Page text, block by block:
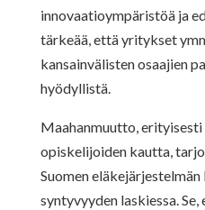
innovaatioympäristöä ja
tärkeää, että yritykset
kansainvälisten osaajien
hyödyllistä.
Maahanmuutto,
opiskelijoiden kautta,
Suomen
syntyvyyden laskiessa.